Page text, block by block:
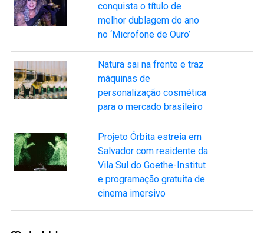
conquista o título de
melhor dublagem do ano
no ‘Microfone de Ouro’
Natura sai na frente e traz
máquinas de
personalização cosmética
para o mercado brasileiro
Projeto Órbita estreia em
Salvador com residente da
Vila Sul do Goethe-Institut
e programação gratuita de
cinema imersivo